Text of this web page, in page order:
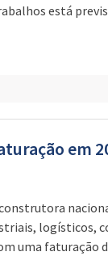
está
em
logísticos,
uma faturação